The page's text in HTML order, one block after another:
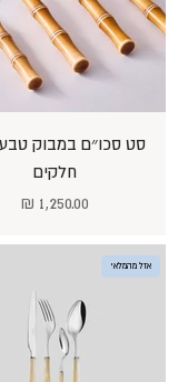
חלקים
מחיר מבצע
1,250.00 ₪
אזל מהמלאי